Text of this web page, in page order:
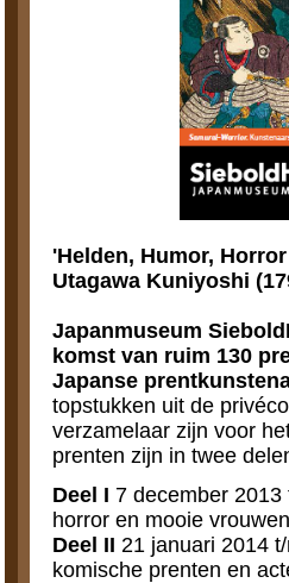
'Helden, Humor,
Utagawa Kuniyoshi
Japanmuseum
komst van ruim 130
Japanse
topstukken uit de
verzamelaar zijn voor
prenten zijn in twee
Deel I 7 december
horror en mooie vrouwen
Deel II 21 januari 2014
komische prenten en